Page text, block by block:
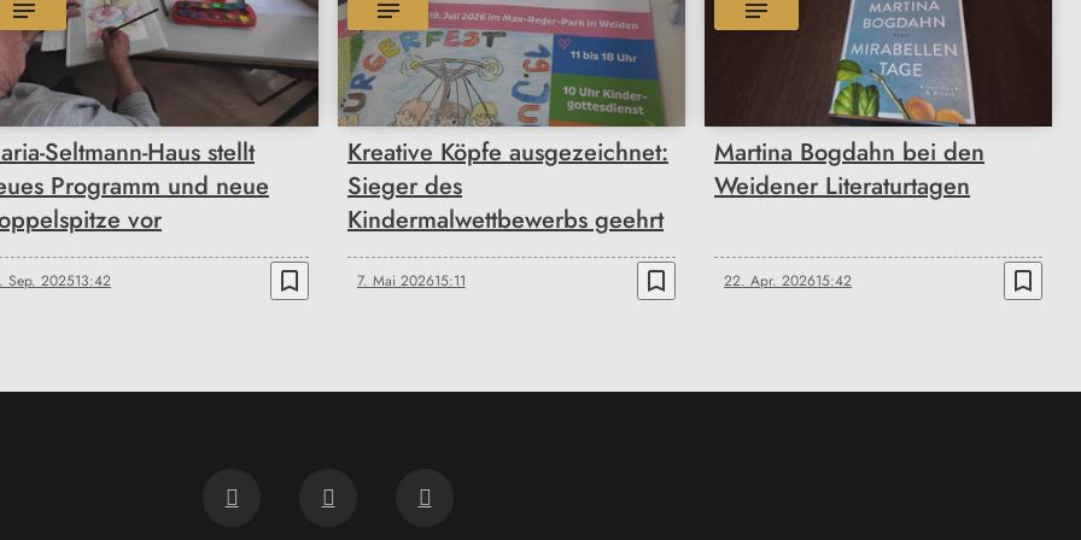
Seltmann-Haus stellt
Programm und neue
vor
Sep. 202513:42 bookmark_border
Kreative Köpfe ausgezeichnet:
Sieger des
Kindermalwettbewerbs geehrt
7. Mai 202615:11 bookmark_border
Martina Bogdahn bei den
Weidener Literaturtagen
22. Apr. 202615:42 bookmark_border